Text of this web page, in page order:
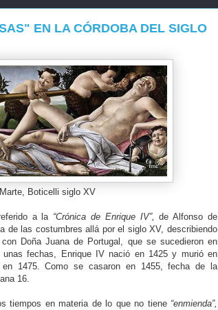
EN LA CÓRDOBA DEL SIGLO
Boticelli siglo XV
a la “Crónica de Enrique IV”,de Alfonso de
de las costumbres allá por el siglo XV, describiendo
Doña Juana de Portugal, que se sucedieron en
unas fechas, Enrique IV nació en 1425 y murió en
1475. Como se casaron en 1455, fecha de la
16.
tiempos en materia de lo que no tiene “enmienda”,